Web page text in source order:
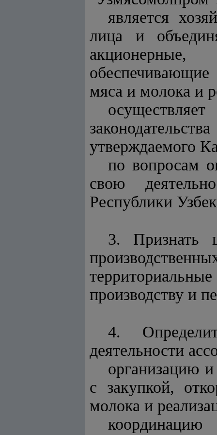
является
лица и
обеспечивающие
мяса и молока и
утверждаемого
по вопросам
свою
Республики
3. Признать
производству и
4.
деятельности
организацию
с закупкой,
молока и